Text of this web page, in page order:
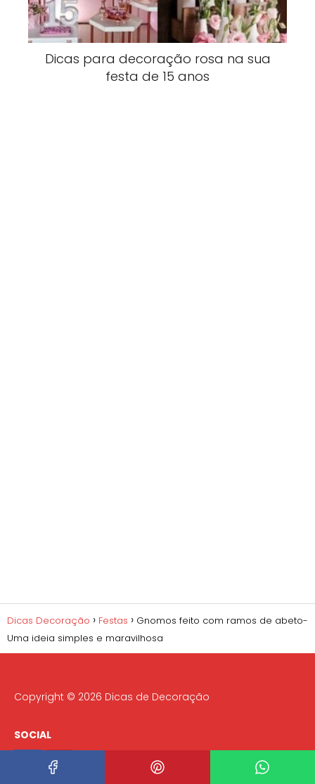
Dicas para decoração rosa na sua
festa de 15 anos
Dicas Decoração Festas
Gnomos feito com ramos de abeto-
Uma ideia simples e maravilhosa
Copyright © 2026 Dicas de Decoração
SOCIAL